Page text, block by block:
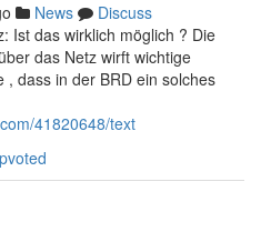
News
Discuss
Ist das wirklich möglich ? Die
das Netz wirft wichtige
dass in der BRD ein solches
41820648/text